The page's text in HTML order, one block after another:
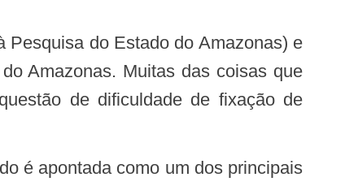
Amazonas. Muitas das coisas que
de dificuldade de fixação de